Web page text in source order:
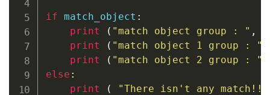
if match_object :
print
( "match object group : " ,
print
( "match object 1 group : "
print
( "match object 2 group : "
else :
print
( "There isn't any match!!"